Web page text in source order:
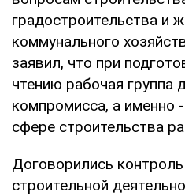
градостроительства и
коммунального
заявил, что при
чтению рабочая группа
компромисса, а именно
сфере строительства
Договорились
строительной